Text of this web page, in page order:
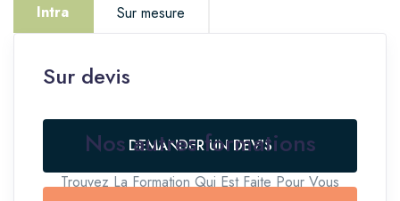
Intra
Sur devis
DEMANDER UN DEVIS
Sur mesure
Vous êtes intéressé.e par cette thématique mais
NOUS CONTACTER
Nos autres formations
Trouvez La Formation Qui Est Faite Pour Vous